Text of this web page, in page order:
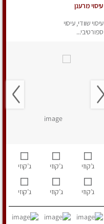
עיסוי מרענן
עיסוי שוודי, עיסוי
ספורטיבי...
ג’קוזי ג’קוזי ג’קוזי
ג’קוזי ג’קוזי ג’קוזי